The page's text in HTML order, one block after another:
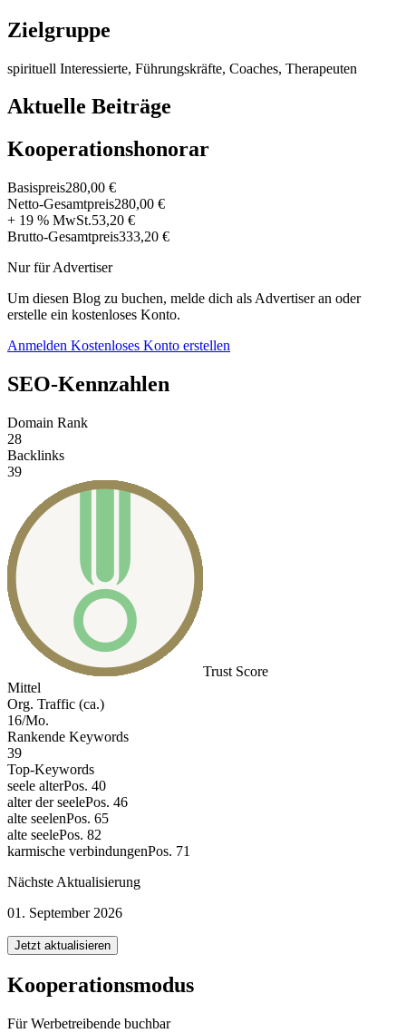
Zielgruppe
spirituell Interessierte, Führungskräfte, Coaches, Therapeuten
Aktuelle Beiträge
Kooperationshonorar
Basispreis280,00 €
Netto-Gesamtpreis280,00 €
+ 19 % MwSt.53,20 €
Brutto-Gesamtpreis333,20 €
Nur für Advertiser
Um diesen Blog zu buchen, melde dich als Advertiser an oder
erstelle ein kostenloses Konto.
Anmelden Kostenloses Konto erstellen
SEO-Kennzahlen
Domain Rank
28
Backlinks
39
Trust Score
Mittel
Org. Traffic (ca.)
16/Mo.
Rankende Keywords
39
Top-Keywords
seele alterPos. 40
alter der seelePos. 46
alte seelenPos. 65
alte seelePos. 82
karmische verbindungenPos. 71
Nächste Aktualisierung
01. September 2026
Jetzt aktualisieren
Kooperationsmodus
Für Werbetreibende buchbar